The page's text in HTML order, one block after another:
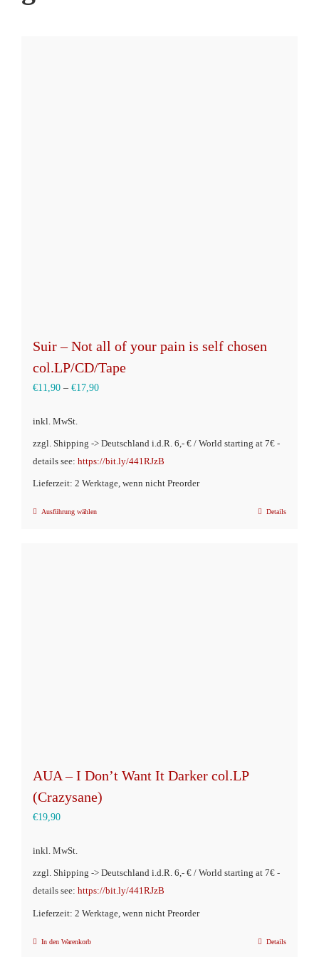
Suir – Not all of your pain is self chosen
col.LP/CD/Tape
€11,90 – €17,90
inkl. MwSt.
zzgl. Shipping -> Deutschland i.d.R. 6,- € / World starting at 7€ -
details see: https://bit.ly/441RJzB
Lieferzeit: 2 Werktage, wenn nicht Preorder
Ausführung wählenDieses
werden
Details
AUA – I Don’t Want It Darker col.LP
(Crazysane)
€19,90
inkl. MwSt.
zzgl. Shipping -> Deutschland i.d.R. 6,- € / World starting at 7€ -
details see: https://bit.ly/441RJzB
Lieferzeit: 2 Werktage, wenn nicht Preorder
In den Warenkorb Details